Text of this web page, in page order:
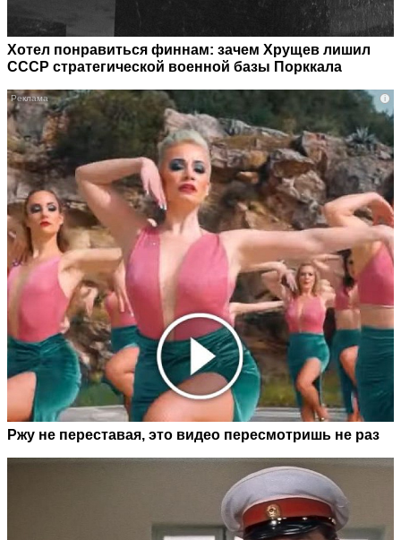
Хотел понравиться финнам: зачем Хрущев лишил
СССР стратегической военной базы Порккала
i
Ржу не переставая, это видео пересмотришь не раз